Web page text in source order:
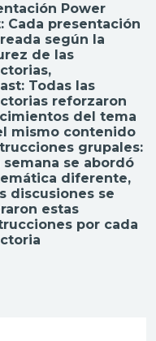
Power
Cada presentación
según la
de las
Todas las
reforzaron
del tema
mismo contenido
grupales:
semana se abordó
diferente,
discusiones se
estas
por cada